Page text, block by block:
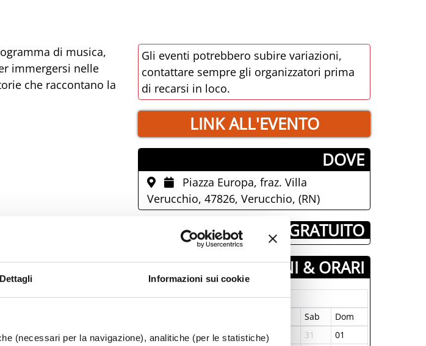
Dettagli Informazioni sui cookie
(necessari per la navigazione), analitiche (per le statistiche)
di musica,
immergersi nelle
che raccontano la
Gli eventi potrebbero subire variazioni,
contattare sempre gli organizzatori prima
di recarsi in loco.
LINK ALL'EVENTO
­DOVE
Piazza Europa, fraz. Villa
Verucchio, 47826, Verucchio, (RN)
­ GRATUITO
GIORNI & ORARI
Junio-2025
Sab
Dom
26
27 28 29 31
01